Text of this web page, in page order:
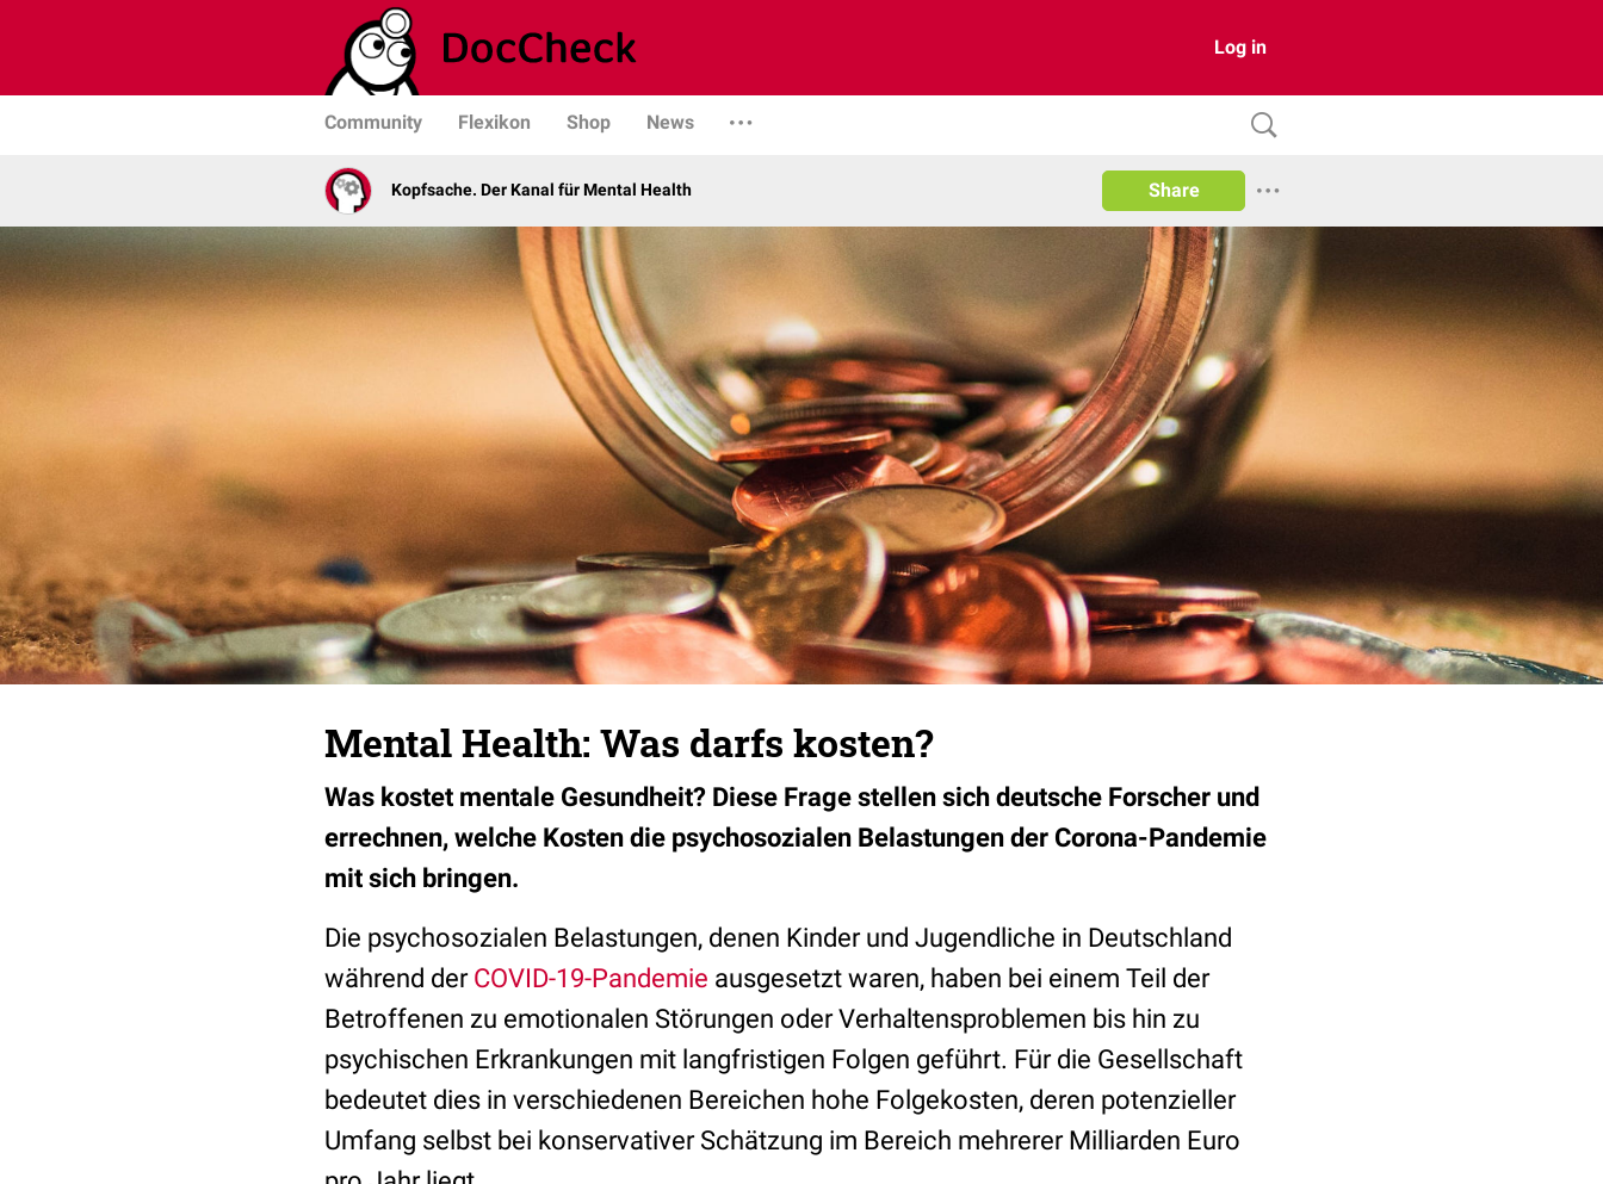
Log in
Community Flexikon Shop News
Kopfsache. Der Kanal für Mental Health Share
Mental Health: Was darfs kosten?
Was kostet mentale Gesundheit? Diese Frage stellen sich deutsche Forscher und
errechnen, welche Kosten die psychosozialen Belastungen der Corona-Pandemie
mit sich bringen.
Die psychosozialen Belastungen, denen Kinder und Jugendliche in Deutschland
während der COVID-19-Pandemie ausgesetzt waren, haben bei einem Teil der
Betroffenen zu emotionalen Störungen oder Verhaltensproblemen bis hin zu
psychischen Erkrankungen mit langfristigen Folgen geführt. Für die Gesellschaft
bedeutet dies in verschiedenen Bereichen hohe Folgekosten, deren potenzieller
Umfang selbst bei konservativer Schätzung im Bereich mehrerer Milliarden Euro